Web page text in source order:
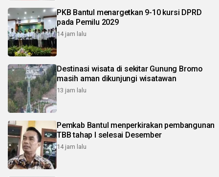
PKB Bantul menargetkan 9-10 kursi DPRD
pada Pemilu 2029
14 jam lalu
Destinasi wisata di sekitar Gunung Bromo
masih aman dikunjungi wisatawan
13 jam lalu
Pemkab Bantul menperkirakan pembangunan
TBB tahap I selesai Desember
14 jam lalu